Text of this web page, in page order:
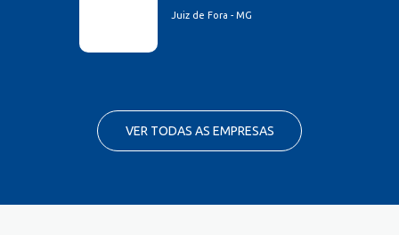
Juiz de Fora - MG
VER TODAS AS EMPRESAS